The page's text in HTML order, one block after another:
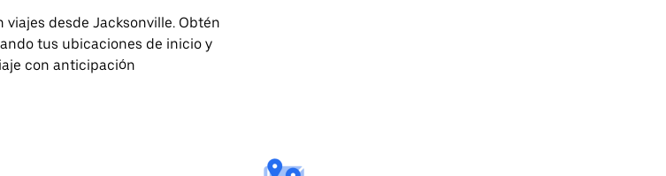
desde Jacksonville. Obtén
tus ubicaciones de inicio y
con anticipación